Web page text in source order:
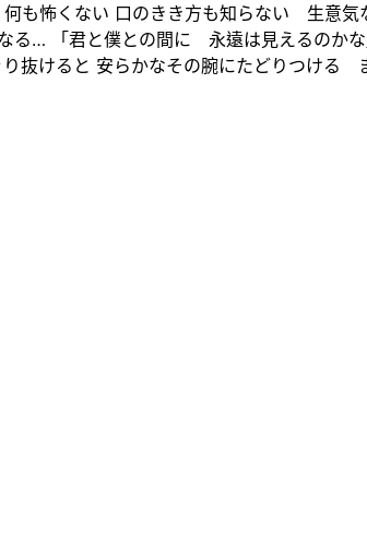
怖くない 口のきき方も知らない 生意
… 「君と僕との間に 永遠は見えるのかな
けると 安らかなその腕にたどりつける